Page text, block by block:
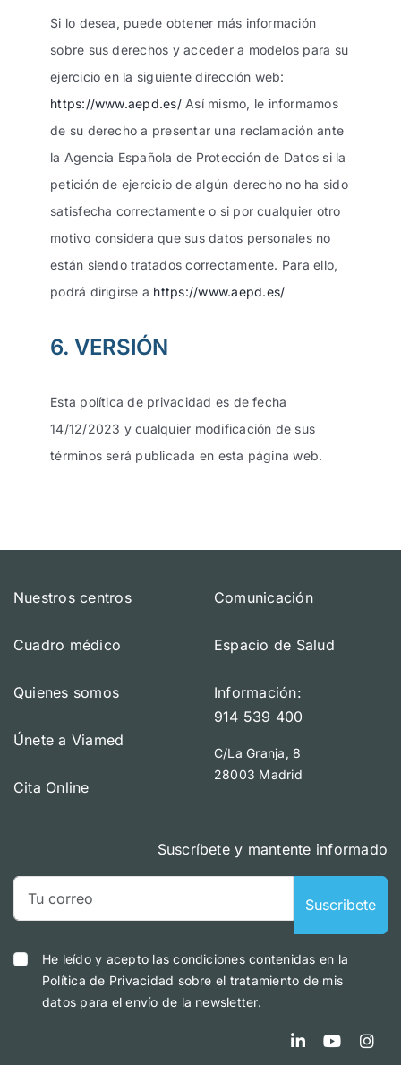
Si lo desea, puede obtener más información
sobre sus derechos y acceder a modelos para su
ejercicio en la siguiente dirección web:
https://www.aepd.es/Así mismo, le informamos
de su derecho a presentar una reclamación ante
la Agencia Española de Protección de Datos si la
petición de ejercicio de algún derecho no ha sido
satisfecha correctamente o si por cualquier otro
motivo considera que sus datos personales no
están siendo tratados correctamente. Para ello,
podrá dirigirse a https://www.aepd.es/
6. VERSIÓN
Esta política de privacidad es de fecha
14/12/2023 y cualquier modificación de sus
términos será publicada en esta página web.
Nuestros centros
Cuadro médico
Quienes somos
Únete a Viamed
Cita Online
Comunicación
Espacio de Salud
Información:
914 539 400
C/La Granja, 8
28003 Madrid
Suscríbete y mantente informado
Suscribete
He leído y acepto las condiciones contenidas en la
Política de Privacidad sobre el tratamiento de mis
datos para el envío de la newsletter.